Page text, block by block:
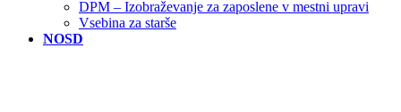
DPM – Izobraževanje za zaposlene v mestni upravi
Vsebina za starše
NOSD